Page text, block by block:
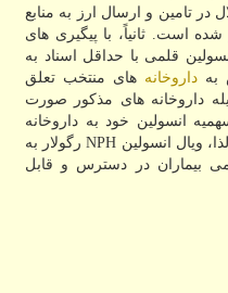
در تامین و ارسال ارز به منابع
است. ثانیاً، با پیگیری های
قلمی با حداقل اسناد به
بهداروخانه های منتخب تعلق
داروخانه های مذکور صورت
انسولین خود به داروخانه
های منتخب هر استان مراجعه نمایند. لذا، ویال انسولین ‏NPH رگولار به
بیماران در دسترس و قابل